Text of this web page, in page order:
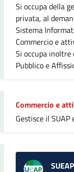
Si occupa della
privata, al
Sistema
Commercio e
Si occupa inoltre
Pubblico e
Commercio e
Gestisce il
SUEAP